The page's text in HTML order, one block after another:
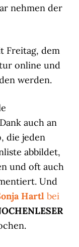
nehmen der
Freitag, dem
online und
werden.
auch an
die jeden
abbildet,
und oft auch
Und
Hartl bei